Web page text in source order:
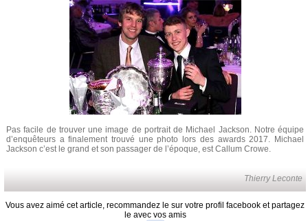
Pas facile de trouver une image de portrait de Michael Jackson. Notre équipe
d’enquêteurs a finalement trouvé une photo lors des awards 2017. Michael
Jackson c’est le grand et son passager de l’époque, est Callum Crowe.
Thierry Leconte
Vous avez aimé cet article, recommandez le sur votre profil facebook et partagez
le avec vos amis